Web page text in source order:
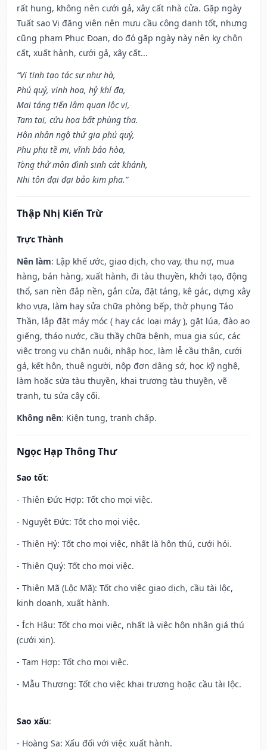
rất hung, không nên cưới gả, xây cất nhà cửa. Gặp ngày
Tuất sao Vị đăng viên nên mưu cầu công danh tốt, nhưng
cũng phạm Phục Đoạn, do đó gặp ngày này nên kỵ chôn
cất, xuất hành, cưới gả, xây cất...
“Vị tinh tạo tác sự như hà,
Phú quý, vinh hoa, hỷ khí đa,
Mai táng tiến lâm quan lộc vị,
Tam tai, cửu họa bất phùng tha.
Hôn nhân ngộ thử gia phú quý,
Phu phụ tề mi, vĩnh bảo hòa,
Tòng thử môn đình sinh cát khánh,
Nhi tôn đại đại bảo kim pha.”
Thập Nhị Kiến Trừ
Trực Thành
Nên làm: Lập khế ước, giao dịch, cho vay, thu nợ, mua
hàng, bán hàng, xuất hành, đi tàu thuyền, khởi tạo, động
thổ, san nền đắp nền, gắn cửa, đặt táng, kê gác, dựng xây
kho vựa, làm hay sửa chữa phòng bếp, thờ phụng Táo
Thần, lắp đặt máy móc ( hay các loại máy ), gặt lúa, đào ao
giếng, tháo nước, cầu thầy chữa bệnh, mua gia súc, các
việc trong vụ chăn nuôi, nhập học, làm lễ cầu thân, cưới
gả, kết hôn, thuê người, nộp đơn dâng sớ, học kỹ nghệ,
làm hoặc sửa tàu thuyền, khai trương tàu thuyền, vẽ
tranh, tu sửa cây cối.
Không nên: Kiện tụng, tranh chấp.
Ngọc Hạp Thông Thư
Sao tốt:
- Thiên Đức Hợp: Tốt cho mọi việc.
- Nguyệt Đức: Tốt cho mọi việc.
- Thiên Hỷ: Tốt cho mọi việc, nhất là hôn thú, cưới hỏi.
- Thiên Quý: Tốt cho mọi việc.
- Thiên Mã (Lộc Mã): Tốt cho việc giao dịch, cầu tài lộc,
kinh doanh, xuất hành.
- Ích Hậu: Tốt cho mọi việc, nhất là việc hôn nhân giá thú
(cưới xin).
- Tam Hợp: Tốt cho mọi việc.
- Mẫu Thương: Tốt cho việc khai trương hoặc cầu tài lộc.
Sao xấu:
- Hoàng Sa: Xấu đối với việc xuất hành.